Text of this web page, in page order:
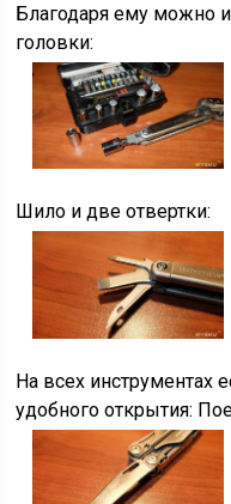
Благодаря ему можно
головки:
Шило и две отвертки:
На всех инструментах
удобного открытия: